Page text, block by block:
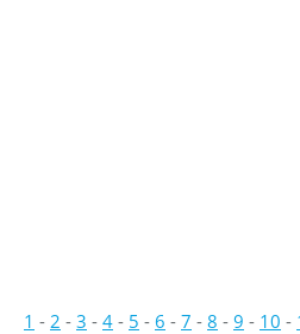
1 - 2 - 3 - 4 - 5 - 6 - 7 - 8 - 9 - 10 -